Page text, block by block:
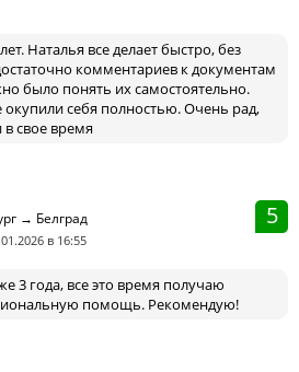
Наталья все делает быстро, без
комментариев к документам
было понять их самостоятельно.
окупили себя полностью. Очень рад,
в свое время
→ Белград
в 16:55
5
3 года, все это время получаю
помощь. Рекомендую!